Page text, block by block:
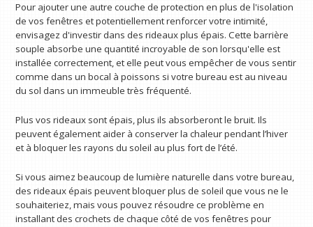
Pour ajouter une autre couche de protection en plus de l'isolation
de vos fenêtres et potentiellement renforcer votre intimité,
envisagez d'investir dans des rideaux plus épais. Cette barrière
souple absorbe une quantité incroyable de son lorsqu'elle est
installée correctement, et elle peut vous empêcher de vous sentir
comme dans un bocal à poissons si votre bureau est au niveau
du sol dans un immeuble très fréquenté.
Plus vos rideaux sont épais, plus ils absorberont le bruit. Ils
peuvent également aider à conserver la chaleur pendant l’hiver
et à bloquer les rayons du soleil au plus fort de l’été.
Si vous aimez beaucoup de lumière naturelle dans votre bureau,
des rideaux épais peuvent bloquer plus de soleil que vous ne le
souhaiteriez, mais vous pouvez résoudre ce problème en
installant des crochets de chaque côté de vos fenêtres pour